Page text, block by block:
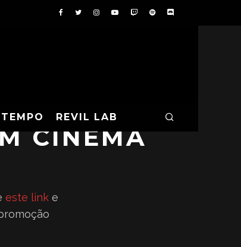
REVIL LAB
CINEMA
este link e